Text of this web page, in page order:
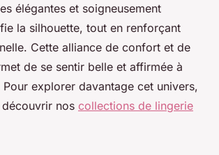
élégantes et soigneusement
la silhouette, tout en renforçant
Cette alliance de confort et de
de se sentir belle et affirmée à
explorer davantage cet univers,
découvrir nos collections de lingerie